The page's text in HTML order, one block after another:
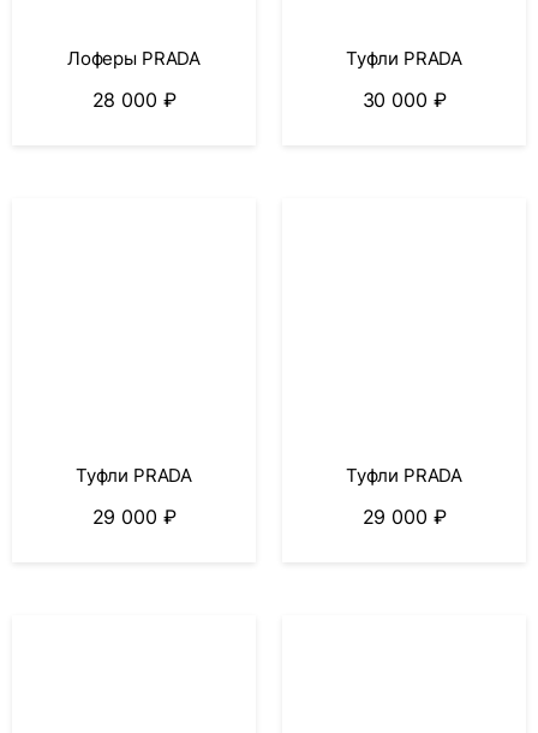
Лоферы PRADA
28 000 ₽
Туфли PRADA
30 000 ₽
Туфли PRADA
29 000 ₽
Туфли PRADA
29 000 ₽